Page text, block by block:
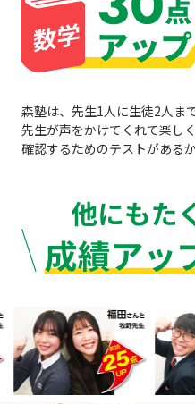
森塾は、先生1人に生徒2人ま
先生が声をかけてくれて楽し
確認するためのテストがある